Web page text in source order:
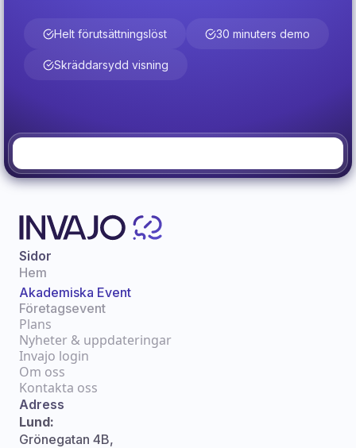
Helt förutsättningslöst 30 minuters demo
Skräddarsydd visning
Sidor
Hem
Akademiska Event
Företagsevent
Plans
Nyheter & uppdateringar
Invajo login
Om oss
Kontakta oss
Adress
Lund:
Grönegatan 4B,